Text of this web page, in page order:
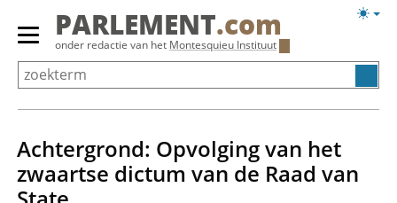
Overslaan
Primair
menu
tonen/verbergen
PARLEMENT.com
onder redactie van het Montesquieu Instituut
Achtergrond: Opvolging van het
zwaartse dictum van de Raad van